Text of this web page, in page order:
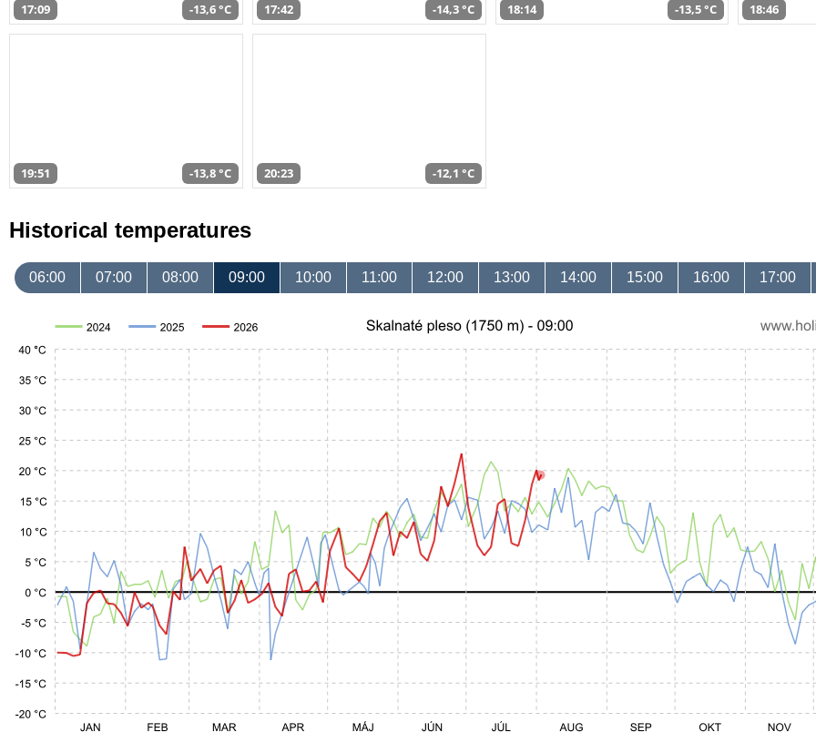
17:09 -13,6 °C 17:42 -14,3 °C 18:14 -13,5 °C 18:46
19:51 -13,8 °C 20:23 -12,1 °C
Historical temperatures
06:00 07:00 08:00 09:00 10:00 11:00 12:00 13:00 14:00 15:00 16:00 17:00